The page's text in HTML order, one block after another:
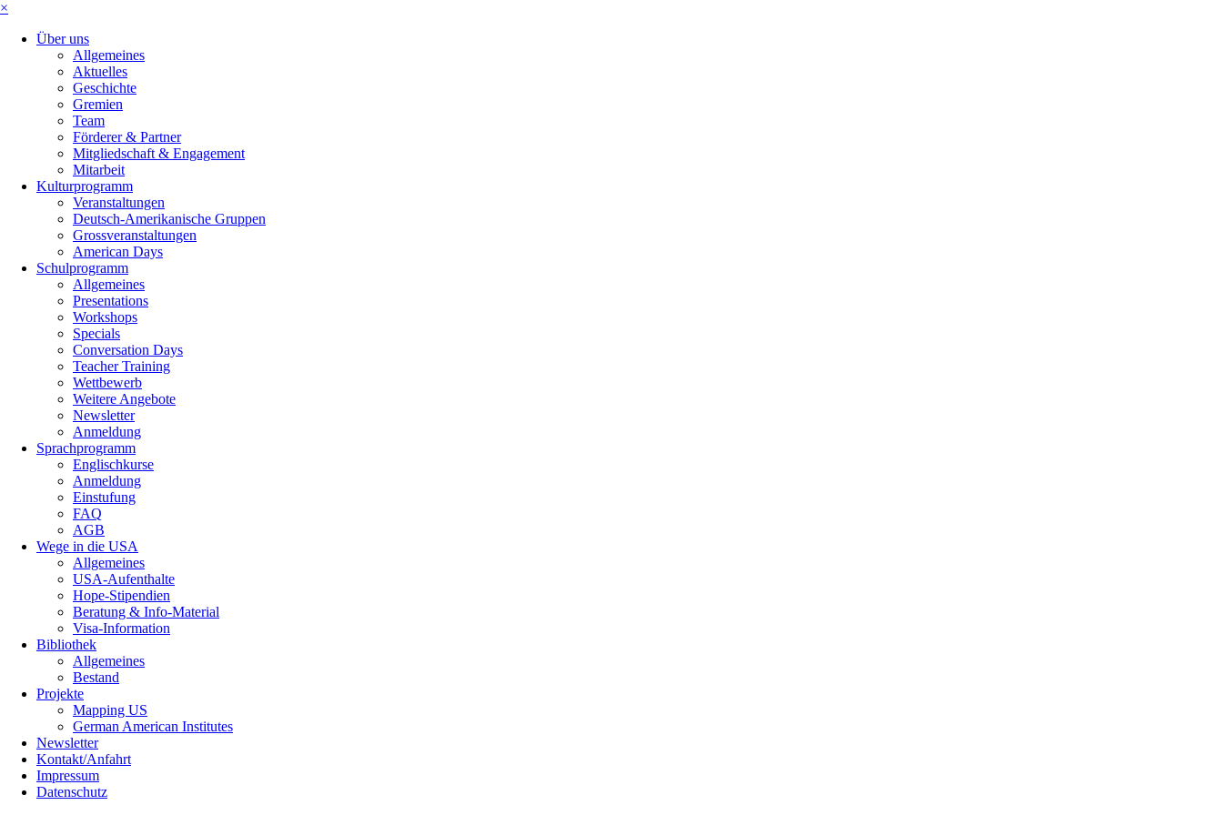
×
Über uns
Allgemeines
Aktuelles
Geschichte
Gremien
Team
Förderer & Partner
Mitgliedschaft & Engagement
Mitarbeit
Kulturprogramm
Veranstaltungen
Deutsch-Amerikanische Gruppen
Grossveranstaltungen
American Days
Schulprogramm
Allgemeines
Presentations
Workshops
Specials
Conversation Days
Teacher Training
Wettbewerb
Weitere Angebote
Newsletter
Anmeldung
Sprachprogramm
Englischkurse
Anmeldung
Einstufung
FAQ
AGB
Wege in die USA
Allgemeines
USA-Aufenthalte
Hope-Stipendien
Beratung & Info-Material
Visa-Information
Bibliothek
Allgemeines
Bestand
Projekte
Mapping US
German American Institutes
Newsletter
Kontakt/Anfahrt
Impressum
Datenschutz